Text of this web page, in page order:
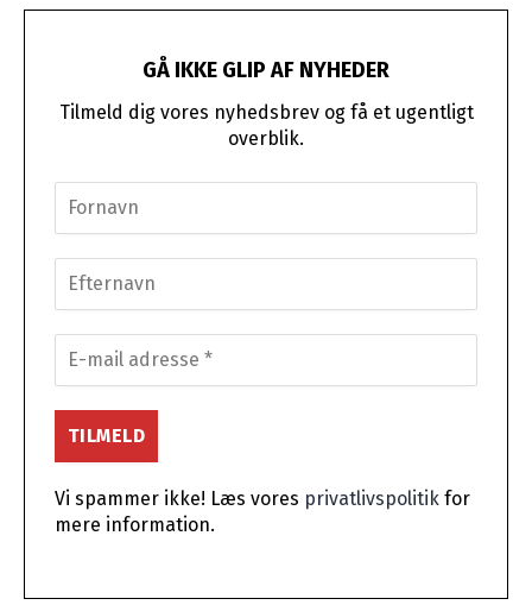
GÅ IKKE GLIP AF NYHEDER
Tilmeld dig vores nyhedsbrev og få et ugentligt
overblik.
Vi spammer ikke! Læs vores privatlivspolitik for
mere information.